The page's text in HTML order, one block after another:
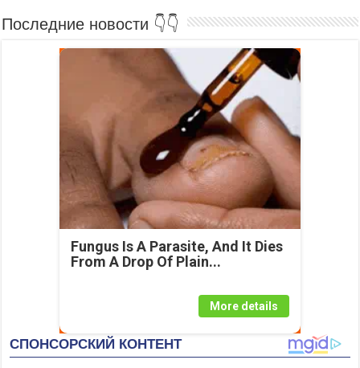
Последние новости 👇👇
Fungus Is A Parasite, And It Dies
From A Drop Of Plain...
More details